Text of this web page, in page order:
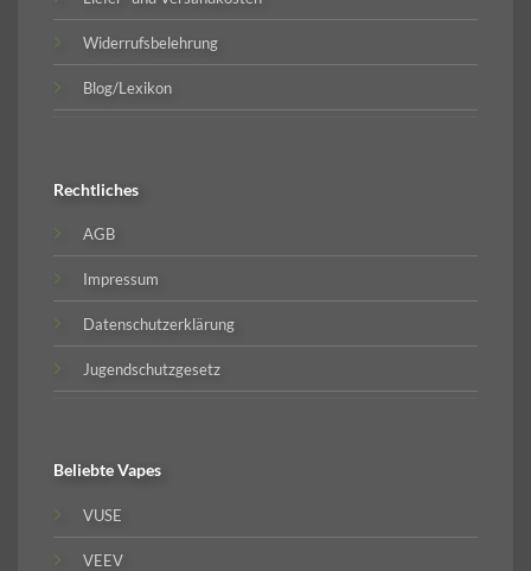
Widerrufsbelehrung
Blog/Lexikon
Rechtliches
AGB
Impressum
Datenschutzerklärung
Jugendschutzgesetz
BeliebteVapes
VUSE
VEEV